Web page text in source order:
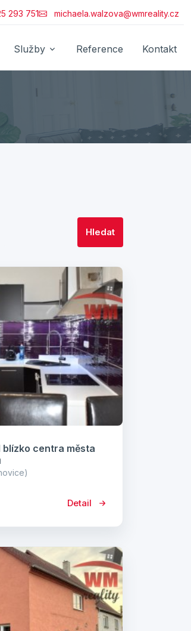
293 751 michaela.walzova@wmreality.cz
Služby Reference Kontakt
blízko centra města
Detail